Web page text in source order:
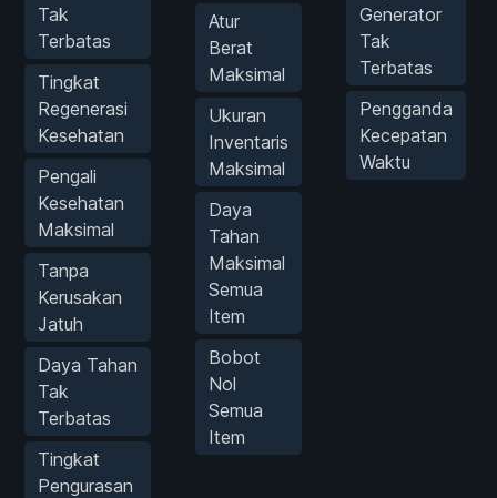
Tak
Terbatas
Tingkat
Regenerasi
Kesehatan
Pengali
Kesehatan
Maksimal
Tanpa
Kerusakan
Jatuh
Daya Tahan
Tak
Terbatas
Tingkat
Pengurasan
Atur
Berat
Maksimal
Ukuran
Inventaris
Maksimal
Daya
Tahan
Maksimal
Semua
Item
Bobot
Nol
Semua
Item
Generator
Tak
Terbatas
Pengganda
Kecepatan
Waktu